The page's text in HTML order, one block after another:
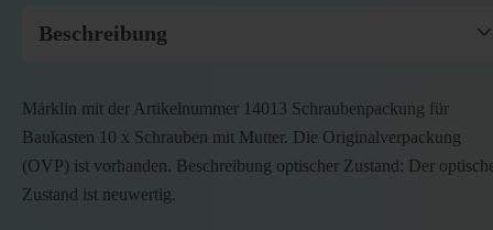
Beschreibung
Märklin mit der Artikelnummer 14013 Schraubenpackung für
Baukasten 10 x Schrauben mit Mutter. Die Originalverpackung
(OVP) ist vorhanden. Beschreibung optischer Zustand: Der
Zustand ist neuwertig.